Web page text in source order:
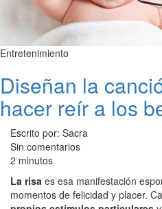
Entretenimiento
Diseñan la
hacer reír a los
Escrito por: Sacra
Sin comentarios
2 minutos
La risa es esa manifestación
momentos de felicidad y placer.